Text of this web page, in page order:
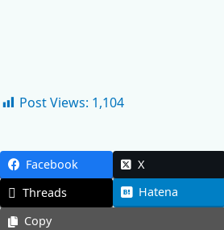
Post Views: 1,104
Facebook X
Threads
Hatena
Copy